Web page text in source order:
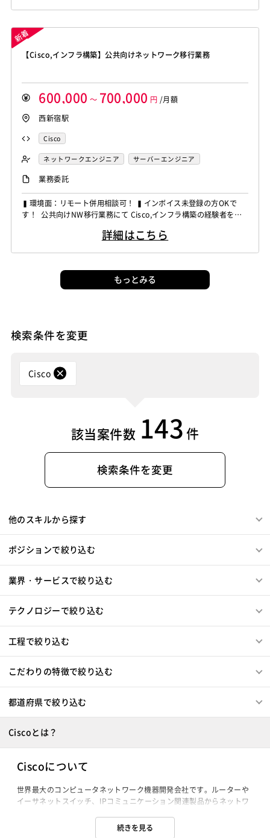
【Cisco,インフラ構築】公共向けネットワーク移行業務
600,000 ～ 700,000 円 /月額
西新宿駅
Cisco
ネットワークエンジニア サーバーエンジニア
業務委託
▍環境面：リモート併用相談可！ ▍インボイス未登録の方OKで
す！ 公共向けNW移行業務にて Cisco,インフラ構築の経験者を募
内容の説明および調整 ・ネットワークパラメータ設計 ・移行スケ
詳細はこちら
もっとみる
検索条件を変更
Cisco
該当案件数 143 件
検索条件を変更
他のスキルから探す
ポジションで絞り込む
業界・サービスで絞り込む
テクノロジーで絞り込む
工程で絞り込む
こだわりの特徴で絞り込む
都道府県で絞り込む
Ciscoとは？
Ciscoについて
世界最大のコンピュータネットワーク機器開発会社です。ルーターや
イーサネットスイッチ、IPコミュニケーション関連製品からネットワ
ナル向けの認定試験を行っている事でも有名です。
続きを見る